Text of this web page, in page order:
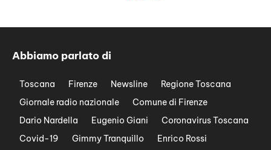
Abbiamo parlato di
Toscana Firenze Newsline
Regione Toscana
Giornale radio nazionale
Comune di Firenze
Dario Nardella
Eugenio Giani
Coronavirus Toscana
Covid-19
Gimmy Tranquillo
Enrico Rossi